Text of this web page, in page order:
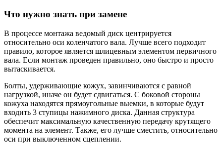
Что нужно знать при замене
В процессе монтажа ведомый диск центрируется
относительно оси коленчатого вала. Лучше всего подходит
правило, которое является шлицевным элементом первичного
вала. Если монтаж проведен правильно, оно быстро и просто
вытаскивается.
Болты, удерживающие кожух, завинчиваются с равной
нагрузкой, иначе он будет сдвигаться. С боковой стороны
кожуха находятся прямоугольные выемки, в которые будут
входить 3 ступицы нажимного диска. Данная структура
обеспечит максимальную качественную передачу крутящего
момента на элемент. Также, его лучше сместить, относительно
оси при выключенном сцеплении.